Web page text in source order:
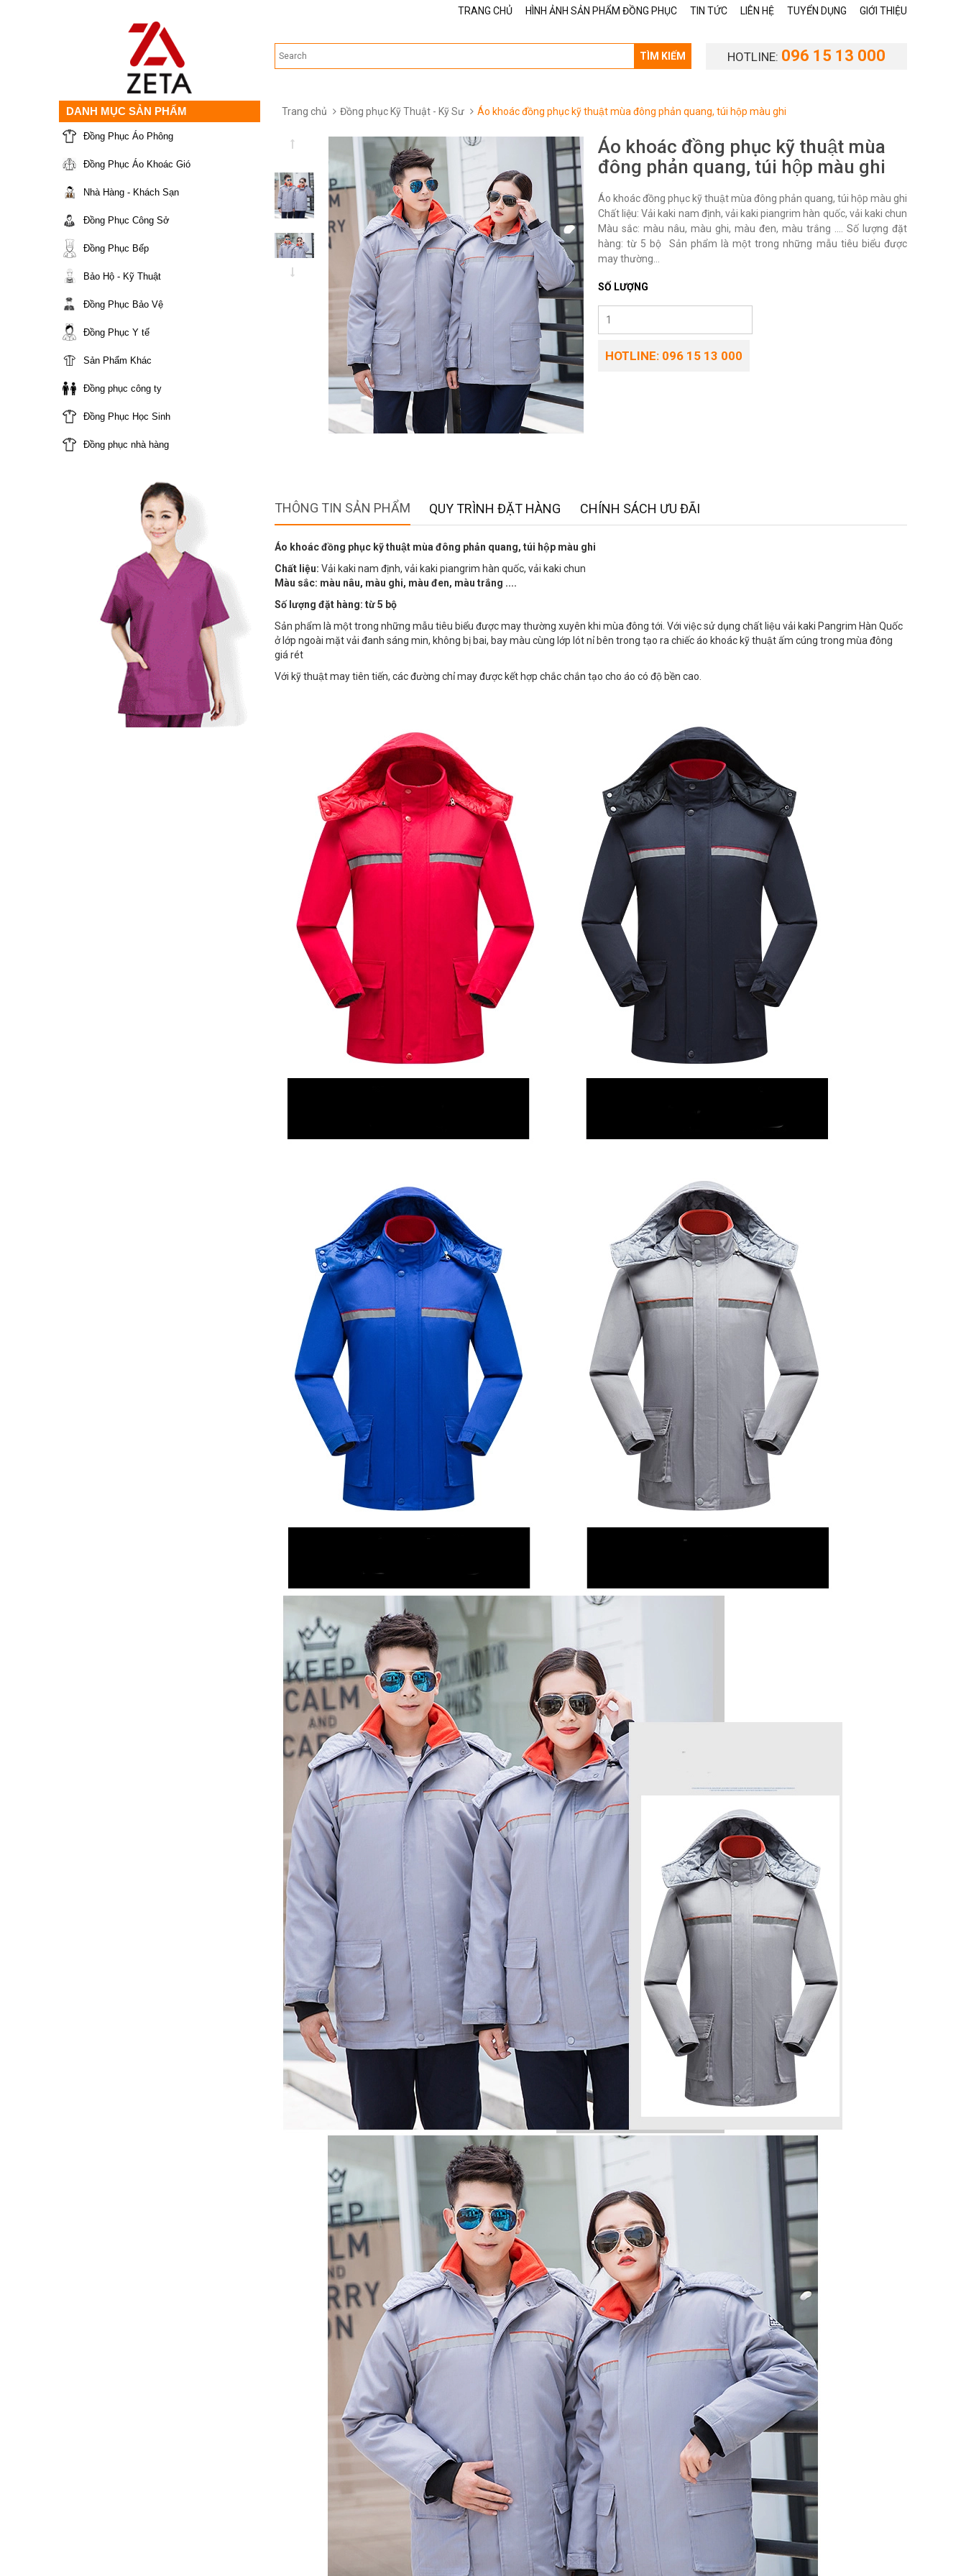
TRANG CHỦ HÌNH ẢNH SẢN PHẨM ĐỒNG PHỤC TIN TỨC LIÊN HỆ TUYỂN DỤNG GIỚI THIỆU
HOTLINE: 096 15 13 000
TÌM KIẾM
DANH MỤC SẢN PHẨM
Đồng Phục Áo Phông
Đồng Phục Áo Khoác Gió
Nhà Hàng - Khách Sạn
Đồng Phục Công Sở
Đồng Phục Bếp
Bảo Hộ - Kỹ Thuật
Đồng Phục Bảo Vệ
Đồng Phục Y tế
Sản Phẩm Khác
Đồng phục công ty
Đồng Phục Học Sinh
Đồng phục nhà hàng
Trang chủ Đồng phục Kỹ Thuật - Kỹ Sư Áo khoác đồng phục kỹ thuật mùa đông phản quang, túi hộp màu ghi
Áo khoác đồng phục kỹ thuật mùa
đông phản quang, túi hộp màu ghi
Áo khoác đồng phục kỹ thuật mùa đông phản quang, túi hộp màu ghi
Chất liệu: Vải kaki nam định, vải kaki piangrim hàn quốc, vải kaki chun
Màu sắc: màu nâu, màu ghi, màu đen, màu trắng .... Số lượng đặt
hàng: từ 5 bộ Sản phẩm là một trong những mẫu tiêu biểu được
may thường...
SỐ LƯỢNG
HOTLINE: 096 15 13 000
THÔNG TIN SẢN PHẨM QUY TRÌNH ĐẶT HÀNG CHÍNH SÁCH ƯU ĐÃI
Áo khoác đồng phục kỹ thuật mùa đông phản quang, túi hộp màu ghi
Chất liệu: Vải kaki nam định, vải kaki piangrim hàn quốc, vải kaki chun
Màu sắc: màu nâu, màu ghi, màu đen, màu trắng ....
Số lượng đặt hàng: từ 5 bộ
Sản phẩm là một trong những mẫu tiêu biểu được may thường xuyên khi mùa đông tới. Với việc sử dụng chất liệu vải kaki Pangrim Hàn Quốc
ở lớp ngoài mặt vải đanh sáng min, không bị bai, bay màu cùng lớp lót nỉ bên trong tạo ra chiếc áo khoác kỹ thuật ấm cúng trong mùa đông
giá rét
Với kỹ thuật may tiên tiến, các đường chỉ may được kết hợp chắc chắn tạo cho áo có độ bền cao.